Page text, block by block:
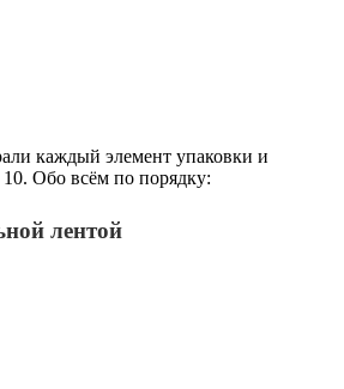
каждый элемент упаковки и
Обо всём по порядку:
лентой